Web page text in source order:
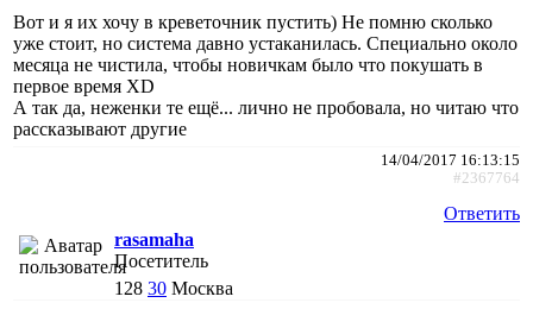
Вот и я их хочу в креветочник пустить) Не помню сколько
уже стоит, но система давно устаканилась. Специально около
месяца не чистила, чтобы новичкам было что покушать в
первое время ХD
А так да, неженки те ещё... лично не пробовала, но читаю что
рассказывают другие
14/04/2017 16:13:15
#2367764
Ответить
rasamaha
Посетитель
128 30 Москва